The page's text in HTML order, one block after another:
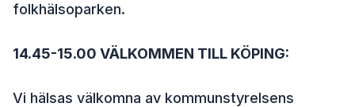
folkhälsoparken.
14.45-15.00 VÄLKOMMEN TILL KÖPING:
Vi hälsas välkomna av kommunstyrelsens